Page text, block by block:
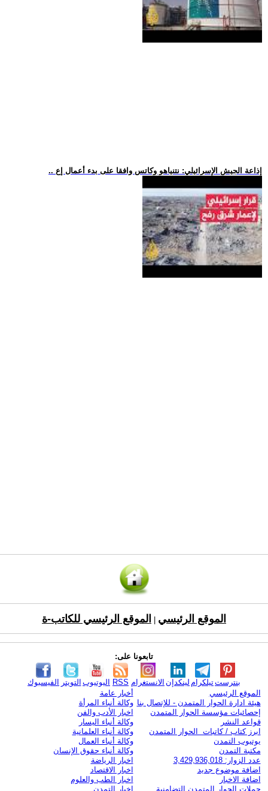
.. إذاعة الجيش الإسرائيلي: نتنياهو وكاتس وافقا على بدء أعمال إع
الموقع الرئيسي الموقع الرئيسي للكاتب-ة
تابعونا على:
الفيسبوك التويتر اليوتيوب RSS الانستغرام لينكدإن تيلكرامبنترست
الموقع الرئيسي
هيئة ادارة الحوار المتمدن - للإتصال بنا
إحصائيات مؤسسة الحوار المتمدن
قواعد النشر
ابرز كتاب / كاتبات الحوار المتمدن
يوتيوب التمدن
مكتبة التمدن
عدد الزوار: 3,429,936,018
اضافة موضوع جديد
اضافة الاخبار
حملات الحوار المتمدن التضامنية
أخبار عامة
وكالة أنباء المرأة
اخبار الأدب والفن
وكالة أنباء اليسار
وكالة أنباء العلمانية
وكالة أنباء العمال
وكالة أنباء حقوق الإنسان
اخبار الرياضة
اخبار الاقتصاد
اخبار الطب والعلوم
اخبار التمدن